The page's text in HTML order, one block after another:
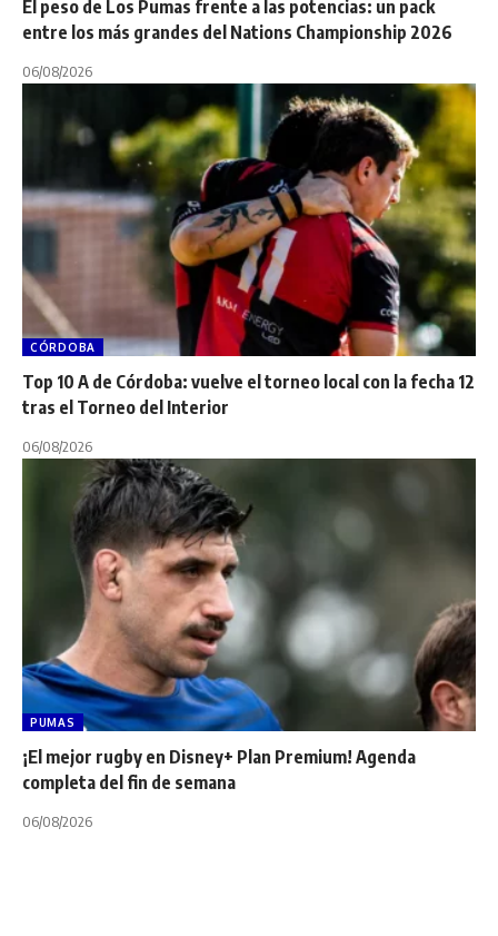
El peso de Los Pumas frente a las potencias: un pack
entre los más grandes del Nations Championship 2026
06/08/2026
CÓRDOBA
Top 10 A de Córdoba: vuelve el torneo local con la fecha 12
tras el Torneo del Interior
06/08/2026
PUMAS
¡El mejor rugby en Disney+ Plan Premium! Agenda
completa del fin de semana
06/08/2026